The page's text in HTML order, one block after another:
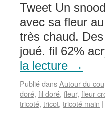
Tweet Un
avec sa fleur
très chaud.
joué. fil 62%
la lecture →
Publié dansAutour du cou
doré, fil doré, fleur, fleur
tricoté, tricot, tricoté main |